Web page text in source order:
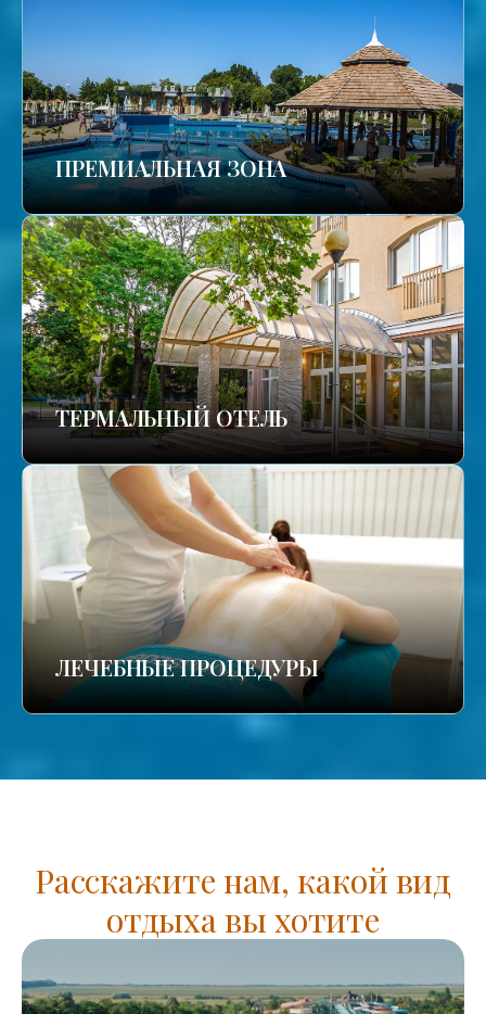
ПРЕМИАЛЬНАЯ ЗОНА
ТЕРМАЛЬНЫЙ ОТЕЛЬ
ЛЕЧЕБНЫЕ ПРОЦЕДУРЫ
Расскажите нам, какой вид
отдыха вы хотите